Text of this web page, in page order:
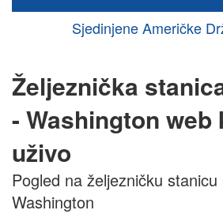
Sjedinjene Američke
Željeznička
- Washington web
uživo
Pogled na željezničku stanicu
Washington